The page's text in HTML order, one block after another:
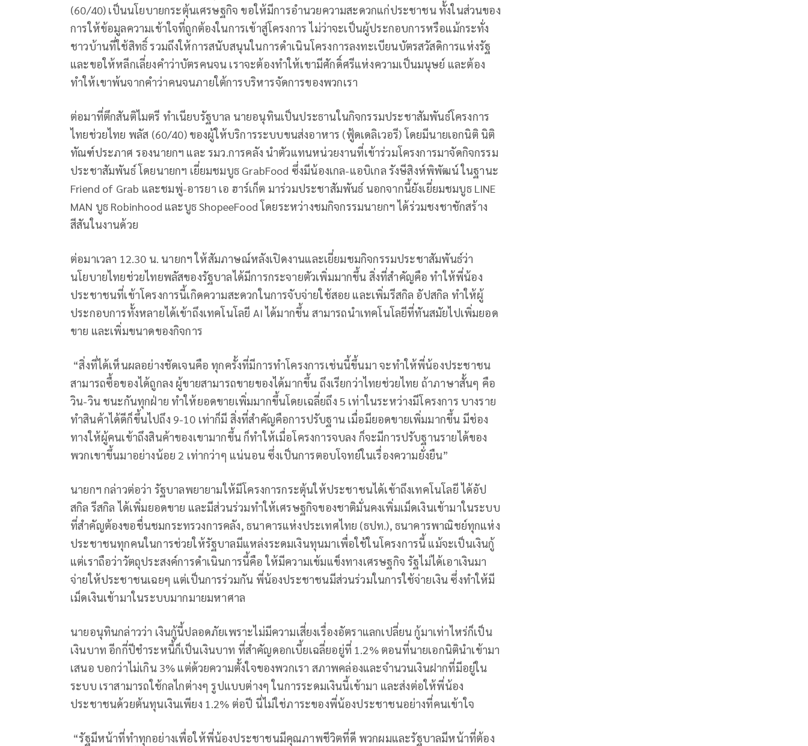
(60/40) เป็นนโยบายกระตุ้นเศรษฐกิจ ขอให้มีการอำนวยความสะดวกแก่ประชาชน ทั้งในส่วนของ
การให้ข้อมูลความเข้าใจที่ถูกต้องในการเข้าสู่โครงการ ไม่ว่าจะเป็นผู้ประกอบการหรือแม้กระทั่ง
ชาวบ้านที่ใช้สิทธิ์ รวมถึงให้การสนับสนุนในการดำเนินโครงการลงทะเบียนบัตรสวัสดิการแห่งรัฐ
และขอให้หลีกเลี่ยงคำว่าบัตรคนจน เราจะต้องทำให้เขามีศักดิ์ศรีแห่งความเป็นมนุษย์ และต้อง
ทำให้เขาพ้นจากคำว่าคนจนภายใต้การบริหารจัดการของพวกเรา
ต่อมาที่ตึกสันติไมตรี ทำเนียบรัฐบาล นายอนุทินเป็นประธานในกิจกรรมประชาสัมพันธ์โครงการ
ไทยช่วยไทย พลัส (60/40) ของผู้ให้บริการระบบขนส่งอาหาร (ฟู้ดเดลิเวอรี) โดยมีนายเอกนิติ นิติ
ทัณฑ์ประภาศ รองนายกฯ และ รมว.การคลัง นำตัวแทนหน่วยงานที่เข้าร่วมโครงการมาจัดกิจกรรม
ประชาสัมพันธ์ โดยนายกฯ เยี่ยมชมบูธ GrabFood ซึ่งมีน้องเกล-แอบิเกล รังษีสิงห์พิพัฒน์ ในฐานะ
Friend of Grab และชมพู่-อารยา เอ ฮาร์เก็ต มาร่วมประชาสัมพันธ์ นอกจากนี้ยังเยี่ยมชมบูธ LINE
MAN บูธ Robinhood และบูธ ShopeeFood โดยระหว่างชมกิจกรรมนายกฯ ได้ร่วมชงชาชักสร้าง
สีสันในงานด้วย
ต่อมาเวลา 12.30 น. นายกฯ ให้สัมภาษณ์หลังเปิดงานและเยี่ยมชมกิจกรรมประชาสัมพันธ์ว่า
นโยบายไทยช่วยไทยพลัสของรัฐบาลได้มีการกระจายตัวเพิ่มมากขึ้น สิ่งที่สำคัญคือ ทำให้พี่น้อง
ประชาชนที่เข้าโครงการนี้เกิดความสะดวกในการจับจ่ายใช้สอย และเพิ่มรีสกิล อัปสกิล ทำให้ผู้
ประกอบการทั้งหลายได้เข้าถึงเทคโนโลยี AI ได้มากขึ้น สามารถนำเทคโนโลยีที่ทันสมัยไปเพิ่มยอด
ขาย และเพิ่มขนาดของกิจการ
“สิ่งที่ได้เห็นผลอย่างชัดเจนคือ ทุกครั้งที่มีการทำโครงการเช่นนี้ขึ้นมา จะทำให้พี่น้องประชาชน
สามารถซื้อของได้ถูกลง ผู้ขายสามารถขายของได้มากขึ้น ถึงเรียกว่าไทยช่วยไทย ถ้าภาษาสั้นๆ คือ
วิน-วิน ชนะกันทุกฝ่าย ทำให้ยอดขายเพิ่มมากขึ้นโดยเฉลี่ยถึง 5 เท่าในระหว่างมีโครงการ บางราย
ทำสินค้าได้ดีก็ขึ้นไปถึง 9-10 เท่าก็มี สิ่งที่สำคัญคือการปรับฐาน เมื่อมียอดขายเพิ่มมากขึ้น มีช่อง
ทางให้ผู้คนเข้าถึงสินค้าของเขามากขึ้น ก็ทำให้เมื่อโครงการจบลง ก็จะมีการปรับฐานรายได้ของ
พวกเขาขึ้นมาอย่างน้อย 2 เท่ากว่าๆ แน่นอน ซึ่งเป็นการตอบโจทย์ในเรื่องความยั่งยืน”
นายกฯ กล่าวต่อว่า รัฐบาลพยายามให้มีโครงการกระตุ้นให้ประชาชนได้เข้าถึงเทคโนโลยี ได้อัป
สกิล รีสกิล ได้เพิ่มยอดขาย และมีส่วนร่วมทำให้เศรษฐกิจของชาติมั่นคงเพิ่มเม็ดเงินเข้ามาในระบบ
ที่สำคัญต้องขอชื่นชมกระทรวงการคลัง, ธนาคารแห่งประเทศไทย (ธปท.), ธนาคารพาณิชย์ทุกแห่ง
ประชาชนทุกคนในการช่วยให้รัฐบาลมีแหล่งระดมเงินทุนมาเพื่อใช้ในโครงการนี้ แม้จะเป็นเงินกู้
แต่เราถือว่าวัตถุประสงค์การดำเนินการนี้คือ ให้มีความเข้มแข็งทางเศรษฐกิจ รัฐไม่ได้เอาเงินมา
จ่ายให้ประชาชนเฉยๆ แต่เป็นการร่วมกัน พี่น้องประชาชนมีส่วนร่วมในการใช้จ่ายเงิน ซึ่งทำให้มี
เม็ดเงินเข้ามาในระบบมากมายมหาศาล
นายอนุทินกล่าวว่า เงินกู้นี้ปลอดภัยเพราะไม่มีความเสี่ยงเรื่องอัตราแลกเปลี่ยน กู้มาเท่าไหร่ก็เป็น
เงินบาท อีกกี่ปีชำระหนี้ก็เป็นเงินบาท ที่สำคัญดอกเบี้ยเฉลี่ยอยู่ที่ 1.2% ตอนที่นายเอกนิตินำเข้ามา
เสนอ บอกว่าไม่เกิน 3% แต่ด้วยความตั้งใจของพวกเรา สภาพคล่องและจำนวนเงินฝากที่มีอยู่ใน
ระบบ เราสามารถใช้กลไกต่างๆ รูปแบบต่างๆ ในการระดมเงินนี้เข้ามา และส่งต่อให้พี่น้อง
ประชาชนด้วยต้นทุนเงินเพียง 1.2% ต่อปี นี่ไม่ใช่ภาระของพี่น้องประชาชนอย่างที่คนเข้าใจ
“รัฐมีหน้าที่ทำทุกอย่างเพื่อให้พี่น้องประชาชนมีคุณภาพชีวิตที่ดี พวกผมและรัฐบาลมีหน้าที่ต้อง